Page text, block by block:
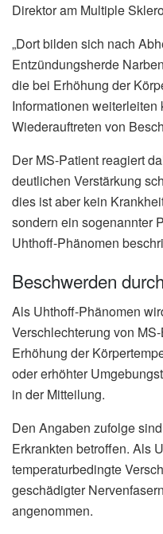
Direktor am Multiple
„Dort bilden sich nach
Entzündungsherde
die bei Erhöhung der
Informationen
Wiederauftreten von
Der MS-Patient reagiert
deutlichen Verstärkung
dies ist aber kein
sondern ein sogenannter
Uhthoff-Phänomen
Beschwerden
Als Uhthoff-Phänomen
Verschlechterung von
Erhöhung der
oder erhöhter
in der Mitteilung.
Den Angaben zufolge
Erkrankten betroffen. Als
temperaturbedingte
geschädigter
angenommen.